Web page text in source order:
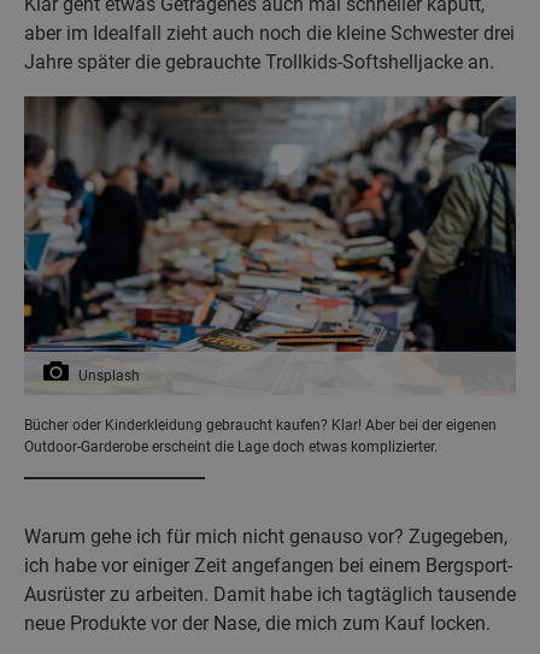
aber im Idealfall zieht auch noch die kleine Schwester drei
Jahre später die gebrauchte Trollkids-Softshelljacke an.
Unsplash
Bücher oder Kinderkleidung gebraucht kaufen? Klar! Aber bei der eigenen
Outdoor-Garderobe erscheint die Lage doch etwas komplizierter.
Warum gehe ich für mich nicht genauso vor? Zugegeben,
ich habe vor einiger Zeit angefangen bei einem Bergsport-
Ausrüster zu arbeiten. Damit habe ich tagtäglich tausende
neue Produkte vor der Nase, die mich zum Kauf locken.